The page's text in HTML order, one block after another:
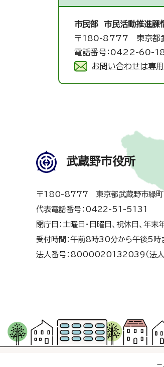
市民部 市民活動推進課
〒180-8777 東京都
電話番号：0422-60-
お問い合わせは専用
武蔵野市役所
〒180-8777 東京都武蔵野市緑
代表電話番号：0422-51-5131
閉庁日：土曜日・日曜日、祝休日、年
受付時間：午前8時30分から午後5時
法人番号：8000020132039（ 法